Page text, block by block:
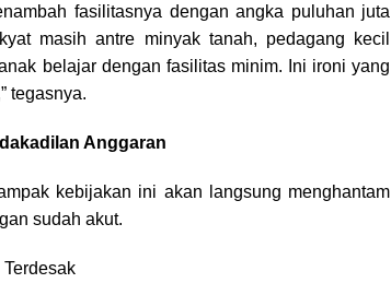
fasilitasnya dengan angka puluhan juta
masih antre minyak tanah, pedagang kecil
belajar dengan fasilitas minim. Ini ironi yang
tegasnya.
Anggaran
kebijakan ini akan langsung menghantam
sudah akut.